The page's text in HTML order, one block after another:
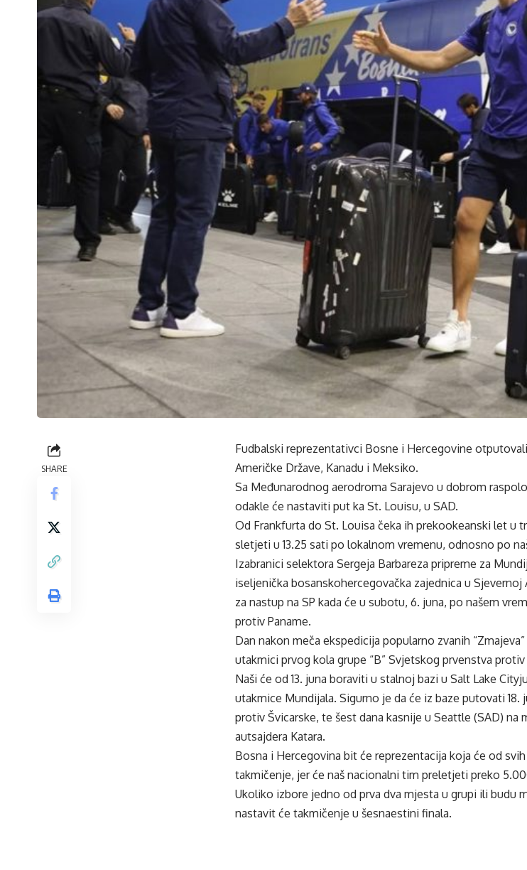
SHARE
Fudbalski reprezentativci Bosne i Hercegovine
Američke Države, Kanadu i Meksiko.
Sa Međunarodnog aerodroma Sarajevo u dobrom
odakle će nastaviti put ka St. Louisu, u SAD.
Od Frankfurta do St. Louisa čeka ih prekookeanski let u
sletjeti u 13.25 sati po lokalnom vremenu, odnosno po
Izabranici selektora Sergeja Barbareza pripreme za
iseljenička bosanskohercegovačka zajednica u
za nastup na SP kada će u subotu, 6. juna, po našem
protiv Paname.
Dan nakon meča ekspedicija popularno zvanih
utakmici prvog kola grupe “B” Svjetskog prvenstva
Naši će od 13. juna boraviti u stalnoj bazi u Salt Lake
utakmice Mundijala. Sigurno je da će iz baze putovati
protiv Švicarske, te šest dana kasnije u Seattle (SAD)
autsajdera Katara.
Bosna i Hercegovina bit će reprezentacija koja će od
takmičenje, jer će naš nacionalni tim preletjeti preko
Ukoliko izbore jedno od prva dva mjesta u grupi ili budu
nastavit će takmičenje u šesnaestini finala.